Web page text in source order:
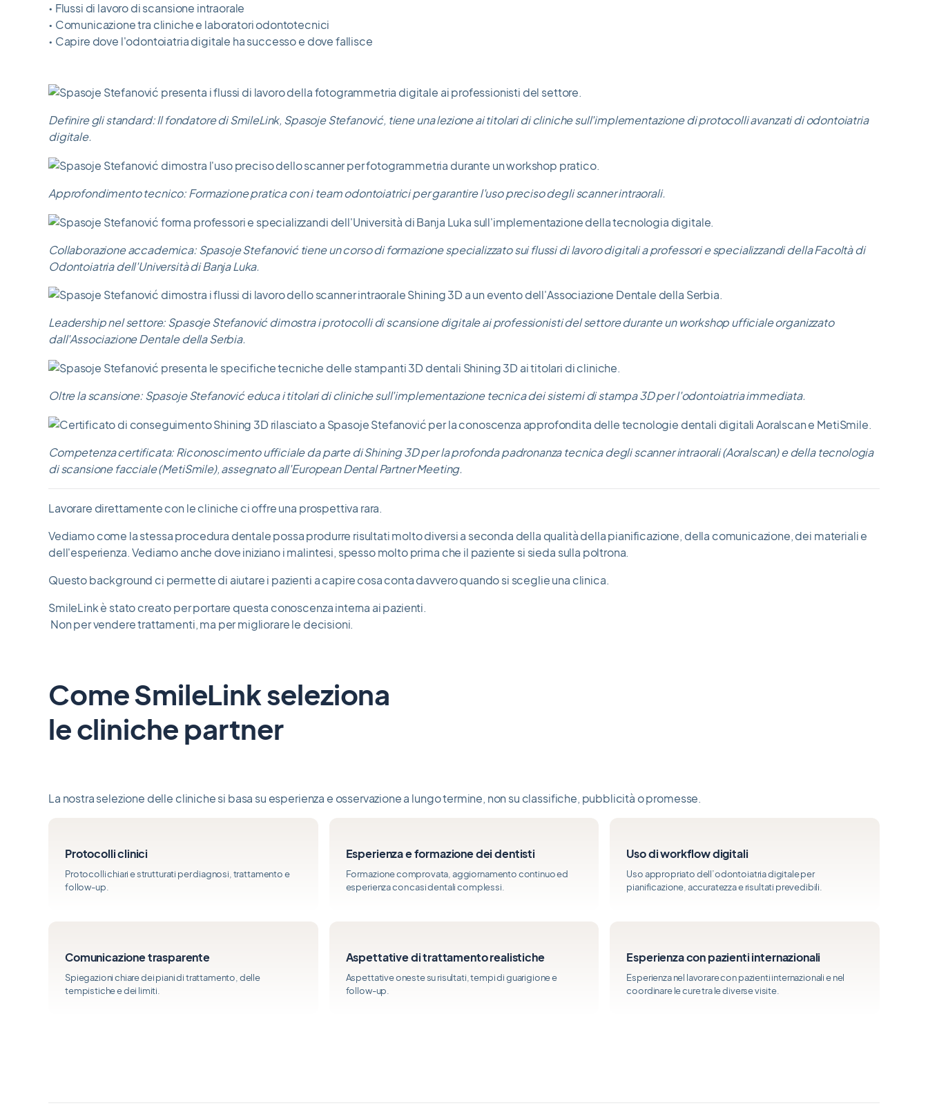
• Flussi di lavoro di scansione intraorale
• Comunicazione tra cliniche e laboratori odontotecnici
• Capire dove l'odontoiatria digitale ha successo e dove fallisce
Definire gli standard: Il fondatore di SmileLink, Spasoje Stefanović, tiene una lezione ai titolari di cliniche sull'implementazione di protocolli avanzati di odontoiatria
digitale.
Approfondimento tecnico: Formazione pratica con i team odontoiatrici per garantire l'uso preciso degli scanner intraorali.
Collaborazione accademica: Spasoje Stefanović tiene un corso di formazione specializzato sui flussi di lavoro digitali a professori e specializzandi della Facoltà di
Odontoiatria dell'Università di Banja Luka.
Leadership nel settore: Spasoje Stefanović dimostra i protocolli di scansione digitale ai professionisti del settore durante un workshop ufficiale organizzato
dall'Associazione Dentale della Serbia.
Oltre la scansione: Spasoje Stefanović educa i titolari di cliniche sull'implementazione tecnica dei sistemi di stampa 3D per l'odontoiatria immediata.
Competenza certificata: Riconoscimento ufficiale da parte di Shining 3D per la profonda padronanza tecnica degli scanner intraorali (Aoralscan) e della tecnologia
di scansione facciale (MetiSmile), assegnato all'European Dental Partner Meeting.
Lavorare direttamente con le cliniche ci offre una prospettiva rara.
Vediamo come la stessa procedura dentale possa produrre risultati molto diversi a seconda della qualità della pianificazione, della comunicazione, dei materiali e
dell'esperienza. Vediamo anche dove iniziano i malintesi, spesso molto prima che il paziente si sieda sulla poltrona.
Questo background ci permette di aiutare i pazienti a capire cosa conta davvero quando si sceglie una clinica.
SmileLink è stato creato per portare questa conoscenza interna ai pazienti.
Non per vendere trattamenti, ma per migliorare le decisioni.
Come SmileLink seleziona
le cliniche partner
La nostra selezione delle cliniche si basa su esperienza e osservazione a lungo termine, non su classifiche, pubblicità o promesse.
Protocolli clinici
Protocolli chiari e strutturati per diagnosi, trattamento e
follow-up.
Esperienza e formazione dei dentisti
Formazione comprovata, aggiornamento continuo ed
esperienza con casi dentali complessi.
Uso di workflow digitali
Uso appropriato dell’odontoiatria digitale per
pianificazione, accuratezza e risultati prevedibili.
Comunicazione trasparente
Spiegazioni chiare dei piani di trattamento, delle
tempistiche e dei limiti.
Aspettative di trattamento realistiche
Aspettative oneste su risultati, tempi di guarigione e
follow-up.
Esperienza con pazienti internazionali
Esperienza nel lavorare con pazienti internazionali e nel
coordinare le cure tra le diverse visite.